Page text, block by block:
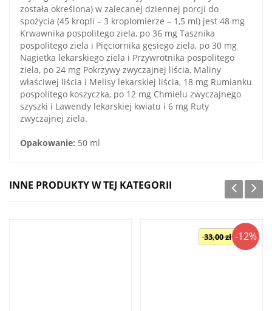
została określona) w zalecanej dziennej porcji do
spożycia (45 kropli – 3 kroplomierze – 1,5 ml) jest 48 mg
Krwawnika pospolitego ziela, po 36 mg Tasznika
pospolitego ziela i Pięciornika gęsiego ziela, po 30 mg
Nagietka lekarskiego ziela i Przywrotnika pospolitego
ziela, po 24 mg Pokrzywy zwyczajnej liścia, Maliny
właściwej liścia i Melisy lekarskiej liścia, 18 mg Rumianku
pospolitego koszyczka, po 12 mg Chmielu zwyczajnego
szyszki i Lawendy lekarskiej kwiatu i 6 mg Ruty
zwyczajnej ziela.
Opakowanie: 50 ml
INNE PRODUKTY W TEJ KATEGORII
-12%
33,00 zł